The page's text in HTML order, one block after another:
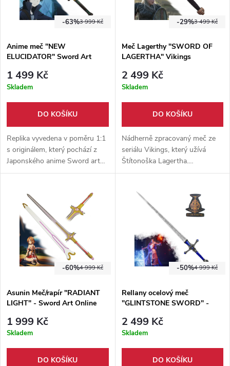
3 999 Kč
-63%
Anime meč "NEW
ELUCIDATOR" Sword Art
1 499 Kč
Skladem
DO KOŠÍKU
Replika vyvedena v poměru 1:1
s originálem, který pochází z
Japonského anime Sword art
Online. Vyrobeno z kvalitní
doplněk ke cosplayi.
3 499 Kč
-29%
Meč Lagerthy "SWORD OF
LAGERTHA" Vikings
2 499 Kč
Skladem
DO KOŠÍKU
Nádherně zpracovaný meč ze
seriálu Vikings, který užívá
Štítonoška Lagertha.
Propracované detaily, vyrobeno
dřevěná plaketa.
4 999 Kč
-60%
Asunin Meč/rapír "RADIANT
LIGHT" - Sword Art Online
1 999 Kč
Skladem
DO KOŠÍKU
4 999 Kč
-50%
Rellany ocelový meč
"GLINTSTONE SWORD" -
2 499 Kč
Skladem
DO KOŠÍKU